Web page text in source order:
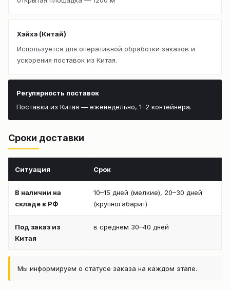
Хэйхэ (Китай)
Используется для оперативной обработки заказов и
ускорения поставок из Китая.
Регулярность поставок
Поставки из Китая — еженедельно, 1–2 контейнера.
Сроки доставки
Ситуация Срок
В наличии на
складе в РФ
10–15 дней (мелкие), 20–30 дней
(крупногабарит)
Под заказ из
Китая
в среднем 30–40 дней
Мы информируем о статусе заказа на каждом этапе.